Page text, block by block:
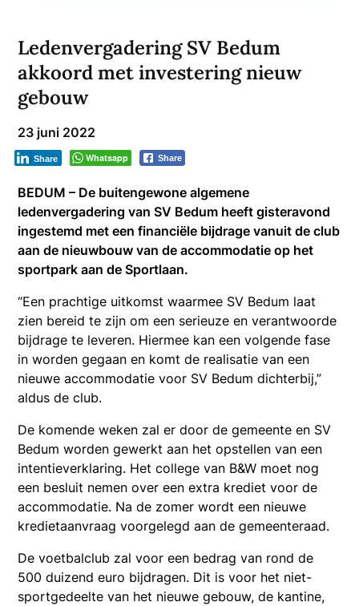
Ledenvergadering SV Bedum
akkoord met investering nieuw
gebouw
23 juni 2022
Whatsapp Share
Share
BEDUM – De buitengewone algemene
ledenvergadering van SV Bedum heeft gisteravond
ingestemd met een financiële bijdrage vanuit de club
aan de nieuwbouw van de accommodatie op het
sportpark aan de Sportlaan.
“Een prachtige uitkomst waarmee SV Bedum laat
zien bereid te zijn om een serieuze en verantwoorde
bijdrage te leveren. Hiermee kan een volgende fase
in worden gegaan en komt de realisatie van een
nieuwe accommodatie voor SV Bedum dichterbij,”
aldus de club.
De komende weken zal er door de gemeente en SV
Bedum worden gewerkt aan het opstellen van een
intentieverklaring. Het college van B&W moet nog
een besluit nemen over een extra krediet voor de
accommodatie. Na de zomer wordt een nieuwe
kredietaanvraag voorgelegd aan de gemeenteraad.
De voetbalclub zal voor een bedrag van rond de
500 duizend euro bijdragen. Dit is voor het niet-
sportgedeelte van het nieuwe gebouw, de kantine,